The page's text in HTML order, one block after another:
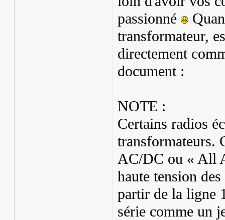
passionné
transformateur,
directement
document :
NOTE :
Certains radios
transformateurs.
AC/DC ou « All
haute tension
partir de la ligne
série comme un